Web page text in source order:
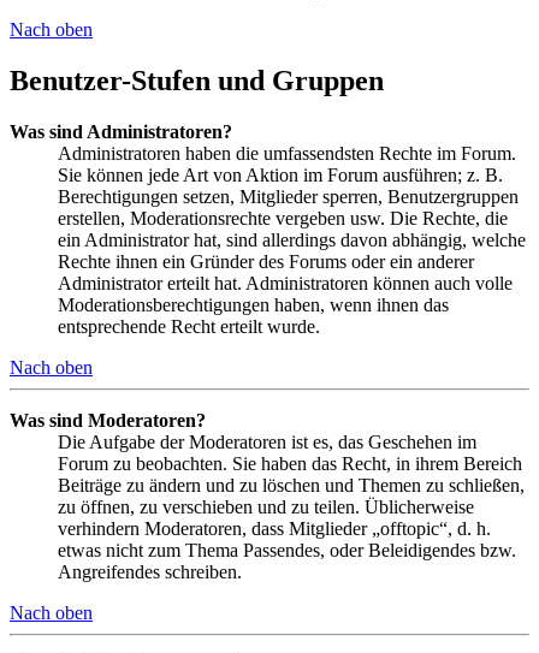
Nach oben
Benutzer-Stufen und Gruppen
Was sind Administratoren?
Administratoren haben die umfassendsten Rechte im Forum.
Sie können jede Art von Aktion im Forum ausführen; z. B.
Berechtigungen setzen, Mitglieder sperren, Benutzergruppen
erstellen, Moderationsrechte vergeben usw. Die Rechte, die
ein Administrator hat, sind allerdings davon abhängig, welche
Rechte ihnen ein Gründer des Forums oder ein anderer
Administrator erteilt hat. Administratoren können auch volle
Moderationsberechtigungen haben, wenn ihnen das
entsprechende Recht erteilt wurde.
Nach oben
Was sind Moderatoren?
Die Aufgabe der Moderatoren ist es, das Geschehen im
Forum zu beobachten. Sie haben das Recht, in ihrem Bereich
Beiträge zu ändern und zu löschen und Themen zu schließen,
zu öffnen, zu verschieben und zu teilen. Üblicherweise
verhindern Moderatoren, dass Mitglieder „offtopic“, d. h.
etwas nicht zum Thema Passendes, oder Beleidigendes bzw.
Angreifendes schreiben.
Nach oben